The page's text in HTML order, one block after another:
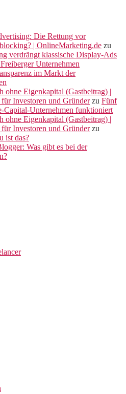
Die Rettung vor
| OnlineMarketing.de zu
verdrängt klassische Display-Ads
Unternehmen
im Markt der
ohne Eigenkapital (Gastbeitrag) |
Investoren und Gründerzu Fünf
Capital-Unternehmen funktioniert
ohne Eigenkapital (Gastbeitrag) |
Investoren und Gründerzu
ist das?
Was gibt es bei der